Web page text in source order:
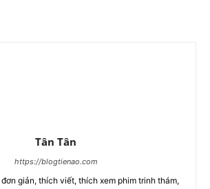
Tân Tân
https://blogtienao.com
giản, thích viết, thích xem phim trinh thám,